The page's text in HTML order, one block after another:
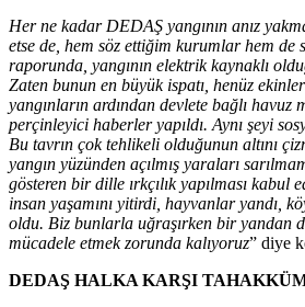
Her ne kadar DEDAŞ yangının anız
etse de, hem söz ettiğim kurumlar hem de
raporunda, yangının elektrik kaynaklı
Zaten bunun en büyük ispatı, henüz
yangınların ardından devlete bağlı havuz
perçinleyici haberler yapıldı. Aynı şeyi
Bu tavrın çok tehlikeli olduğunun altını
yangın yüzünden açılmış yaraları
gösteren bir dille ırkçılık yapılması
insan yaşamını yitirdi, hayvanlar yandı,
oldu. Biz bunlarla uğraşırken bir yandan
mücadele etmek zorunda kalıyoruz” diye
DEDAŞ HALKA KARŞI